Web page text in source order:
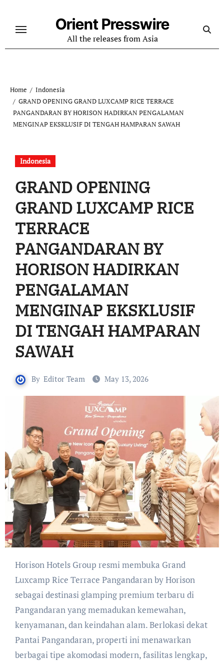
content
Orient Presswire
All the releases from Asia
Home
Indonesia
GRAND OPENING GRAND LUXCAMP RICE TERRACE
PANGANDARAN BY HORISON HADIRKAN PENGALAMAN
MENGINAP EKSKLUSIF DI TENGAH HAMPARAN SAWAH
Indonesia
GRAND OPENING
GRAND LUXCAMP RICE
TERRACE
PANGANDARAN BY
HORISON HADIRKAN
PENGALAMAN
MENGINAP EKSKLUSIF
DI TENGAH HAMPARAN
SAWAH
By Editor Team May 13, 2026
Horison Hotels Group resmi membuka Grand
Luxcamp Rice Terrace Pangandaran by Horison
sebagai destinasi glamping premium terbaru di
Pangandaran yang memadukan kemewahan,
kenyamanan, dan keindahan alam. Berlokasi dekat
Pantai Pangandaran, properti ini menawarkan
berbagai tipe akomodasi modern, fasilitas lengkap,